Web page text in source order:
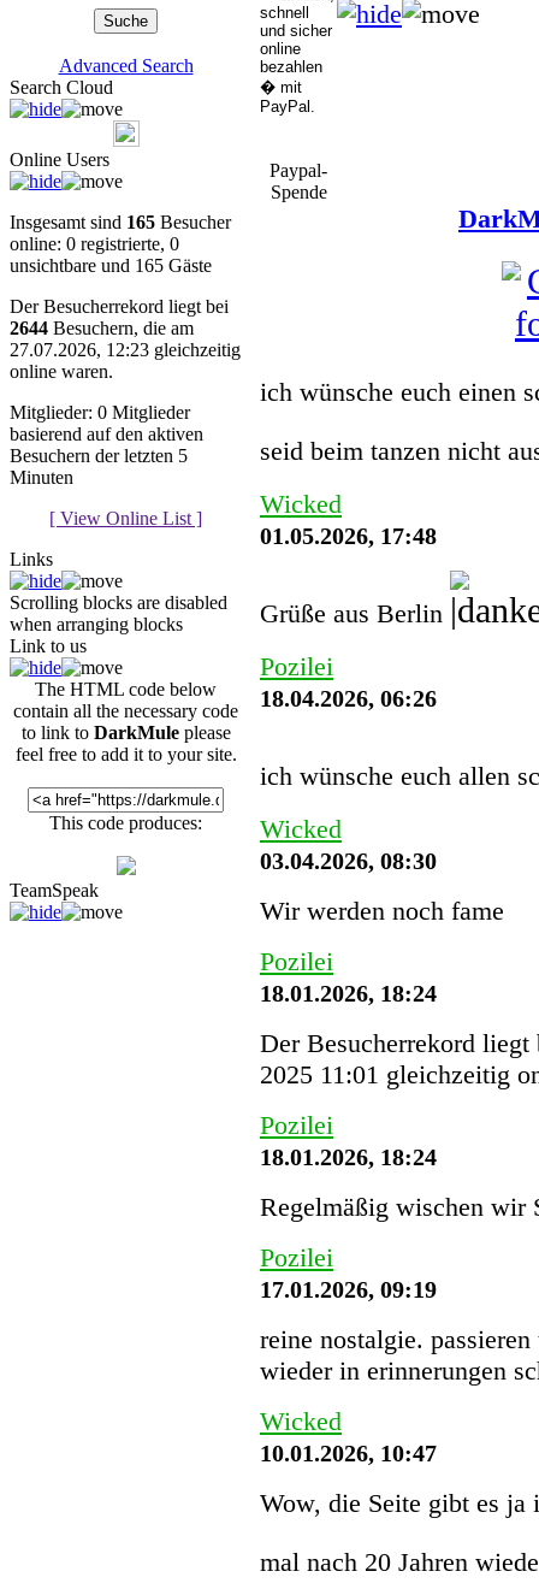
Advanced Search
Search Cloud
Online Users
Insgesamt sind 165 Besucher
online: 0 registrierte, 0
unsichtbare und 165 Gäste
Der Besucherrekord liegt bei
2644 Besuchern, die am
27.07.2026, 12:23 gleichzeitig
online waren.
Mitglieder: 0 Mitglieder
basierend auf den aktiven
Besuchern der letzten 5
Minuten
[ View Online List ]
Links
Scrolling blocks are disabled
when arranging blocks
Link to us
The HTML code below
contain all the necessary code
to link to DarkMuleplease
feel free to add it to your site.
This code produces:
TeamSpeak
Paypal-
Spende
ich wünsche euch einen
seid beim tanzen nicht
Wicked
01.05.2026, 17:48
Grüße aus Berlin
Pozilei
18.04.2026, 06:26
ich wünsche euch allen
Wicked
03.04.2026, 08:30
Wir werden noch fame
Pozilei
18.01.2026, 18:24
Der Besucherrekord
2025 11:01 gleichzeitig
Pozilei
18.01.2026, 18:24
Regelmäßig wischen wir
Pozilei
17.01.2026, 09:19
reine nostalgie.
wieder in erinnerungen
Wicked
10.01.2026, 10:47
Wow, die Seite gibt es ja
mal nach 20 Jahren